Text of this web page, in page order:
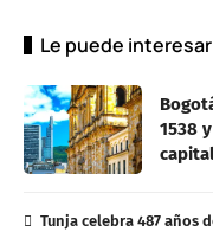
Le puede interesar
1538
capital
Tunja celebra 487 años